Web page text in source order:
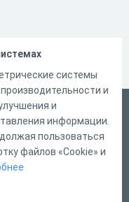
системы
и
и
информации.
пользоваться
файлов «Cookie» и